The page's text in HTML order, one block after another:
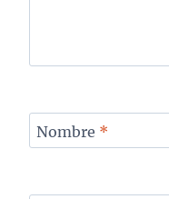
Nombre *